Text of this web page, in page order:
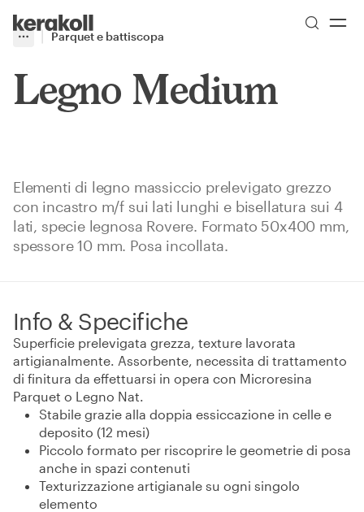
Go to Homepage
More
Toggle menu
Parquet e battiscopa
Legno Medium
Elementi di legno massiccio prelevigato grezzo
con incastro m/f sui lati lunghi e bisellatura sui 4
lati, specie legnosa Rovere. Formato 50x400 mm,
spessore 10 mm. Posa incollata.
Info & Specifiche
Superficie prelevigata grezza, texture lavorata
artigianalmente. Assorbente, necessita di trattamento
di finitura da effettuarsi in opera con Microresina
Parquet o Legno Nat.
Stabile grazie alla doppia essiccazione in celle e
deposito (12 mesi)
Piccolo formato per riscoprire le geometrie di posa
anche in spazi contenuti
Texturizzazione artigianale su ogni singolo
elemento